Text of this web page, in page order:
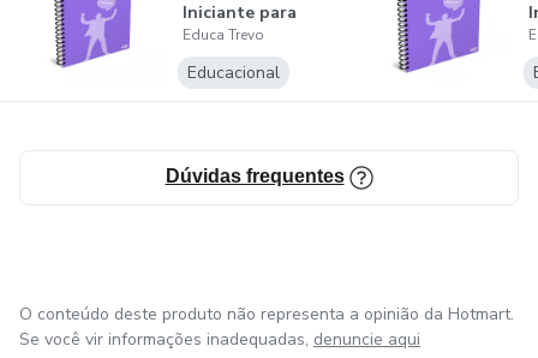
Iniciante para
Concursos
Educa Trevo
Educacional
Dúvidas frequentes
O conteúdo deste produto não representa a opinião da Hotmart.
Se você vir informações inadequadas, denuncie aqui